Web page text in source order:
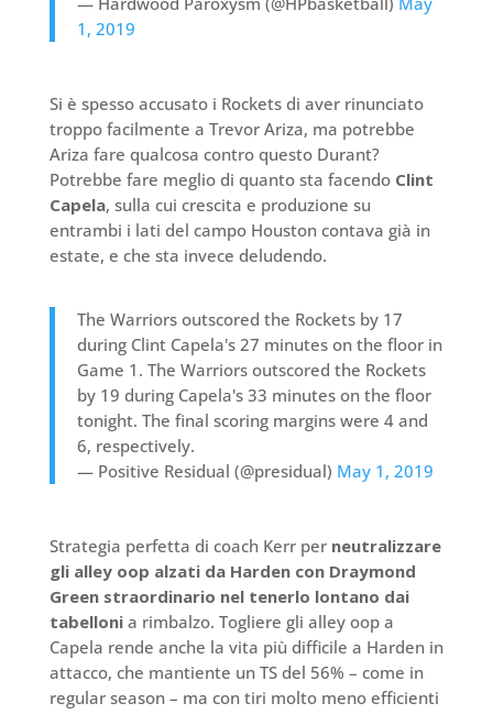
1, 2019
Si è spesso accusato i Rockets di aver rinunciato
troppo facilmente a Trevor Ariza, ma potrebbe
Ariza fare qualcosa contro questo Durant?
Potrebbe fare meglio di quanto sta facendo Clint
Capela, sulla cui crescita e produzione su
entrambi i lati del campo Houston contava già in
estate, e che sta invece deludendo.
The Warriors outscored the Rockets by 17
during Clint Capela's 27 minutes on the floor in
Game 1. The Warriors outscored the Rockets
by 19 during Capela's 33 minutes on the floor
tonight. The final scoring margins were 4 and
6, respectively.
— Positive Residual (@presidual) May 1, 2019
Strategia perfetta di coach Kerr per neutralizzare
gli alley oop alzati da Harden con Draymond
Green straordinario nel tenerlo lontano dai
tabellonia rimbalzo. Togliere gli alley oop a
Capela rende anche la vita più difficile a Harden in
attacco, che mantiente un TS del 56% – come in
regular season – ma con tiri molto meno efficienti